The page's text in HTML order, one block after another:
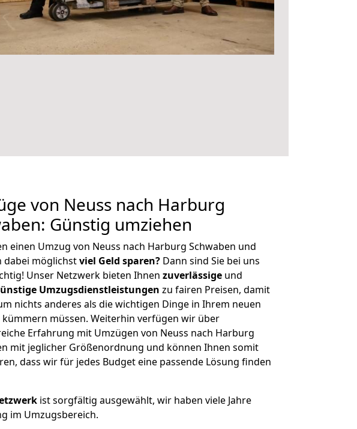
von Neuss nach Harburg
Günstig umziehen
einen Umzug von Neuss nach Harburg Schwaben und
dabei möglichstviel Geld sparen? Dann sind Sie bei uns
Unser Netzwerk bieten Ihnen zuverlässige und
Umzugsdienstleistungen zu fairen Preisen, damit
nichts anderes als die wichtigen Dinge in Ihrem neuen
kümmern müssen. Weiterhin verfügen wir über
Erfahrung mit Umzügen von Neuss nach Harburg
mit jeglicher Größenordnung und können Ihnen somit
dass wir für jedes Budget eine passende Lösung finden
ist sorgfältig ausgewählt, wir haben viele Jahre
im Umzugsbereich.